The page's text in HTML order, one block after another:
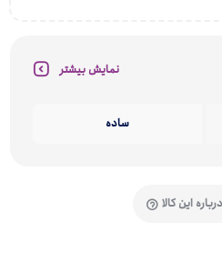
نمایش بیشتر
ساده
این کالا